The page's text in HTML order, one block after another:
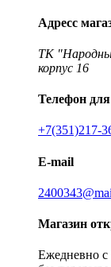
Адресс
ТК
корпус 16
Телефон
+7(351)217-
E-mail
Магазин
Ежедневно с